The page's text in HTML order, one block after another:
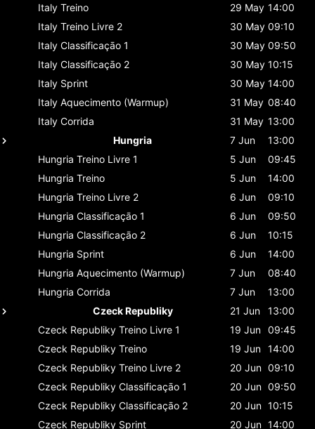
Italy Treino 29 May 14:00
Italy Treino Livre 2 30 May 09:10
Italy Classificaçāo 1 30 May 09:50
Italy Classificaçāo 2 30 May 10:15
Italy Sprint 30 May 14:00
Italy Aquecimento (Warmup) 31 May 08:40
Italy Corrida 31 May 13:00
Hungria
7 Jun
13:00
Hungria Treino Livre 1 5 Jun
09:45
Hungria Treino 5 Jun
14:00
Hungria Treino Livre 2 6 Jun
09:10
Hungria Classificaçāo 1 6 Jun
09:50
Hungria Classificaçāo 2 6 Jun
10:15
Hungria Sprint 6 Jun
14:00
Hungria Aquecimento (Warmup) 7 Jun
08:40
Hungria Corrida 7 Jun
13:00
Czeck Republiky
21 Jun
13:00
Czeck Republiky Treino Livre 1 19 Jun 09:45
Czeck Republiky Treino 19 Jun 14:00
Czeck Republiky Treino Livre 2 20 Jun 09:10
Czeck Republiky Classificaçāo 1 20 Jun 09:50
Czeck Republiky Classificaçāo 2 20 Jun 10:15
Czeck Republiky Sprint 20 Jun 14:00